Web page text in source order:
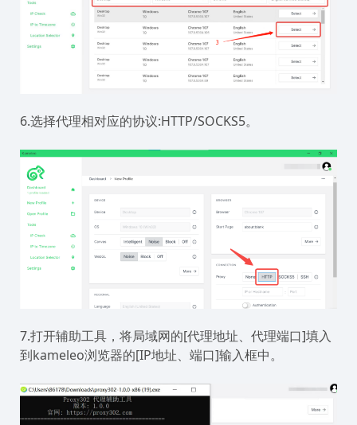
6.选择代理相对应的协议:HTTP/SOCKS5。
7.打开辅助工具，将局域网的[代理地址、代理端口]填入
到kameleo浏览器的[IP地址、端口]输入框中。